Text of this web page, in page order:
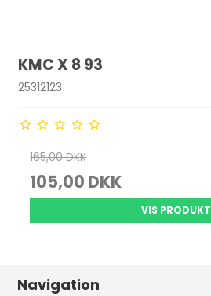
KMC X 8 93
25312123
165,00 DKK
105,00 DKK
VIS PRODUKT
Navigation